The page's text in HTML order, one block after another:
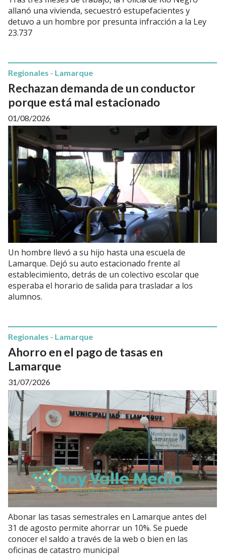
allanó una vivienda, secuestró estupefacientes y
detuvo a un hombre por presunta infracción a la Ley
23.737
Rechazan demanda de un conductor
porque está mal estacionado
Regionales - Lamarque
01/08/2026
Un hombre llevó a su hijo hasta una escuela de
Lamarque. Dejó su auto estacionado frente al
establecimiento, detrás de un colectivo escolar que
esperaba el horario de salida para trasladar a los
alumnos.
Ahorro en el pago de tasas en
Lamarque
Regionales - Lamarque
31/07/2026
Abonar las tasas semestrales en Lamarque antes del
31 de agosto permite ahorrar un 10%. Se puede
conocer el saldo a través de la web o bien en las
oficinas de catastro municipal